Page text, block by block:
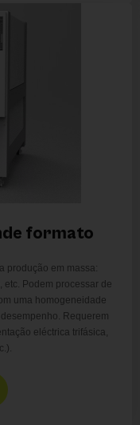
formato
produção em massa:
etc. Podem processar de
uma homogeneidade
Requerem
eléctrica trifásica,